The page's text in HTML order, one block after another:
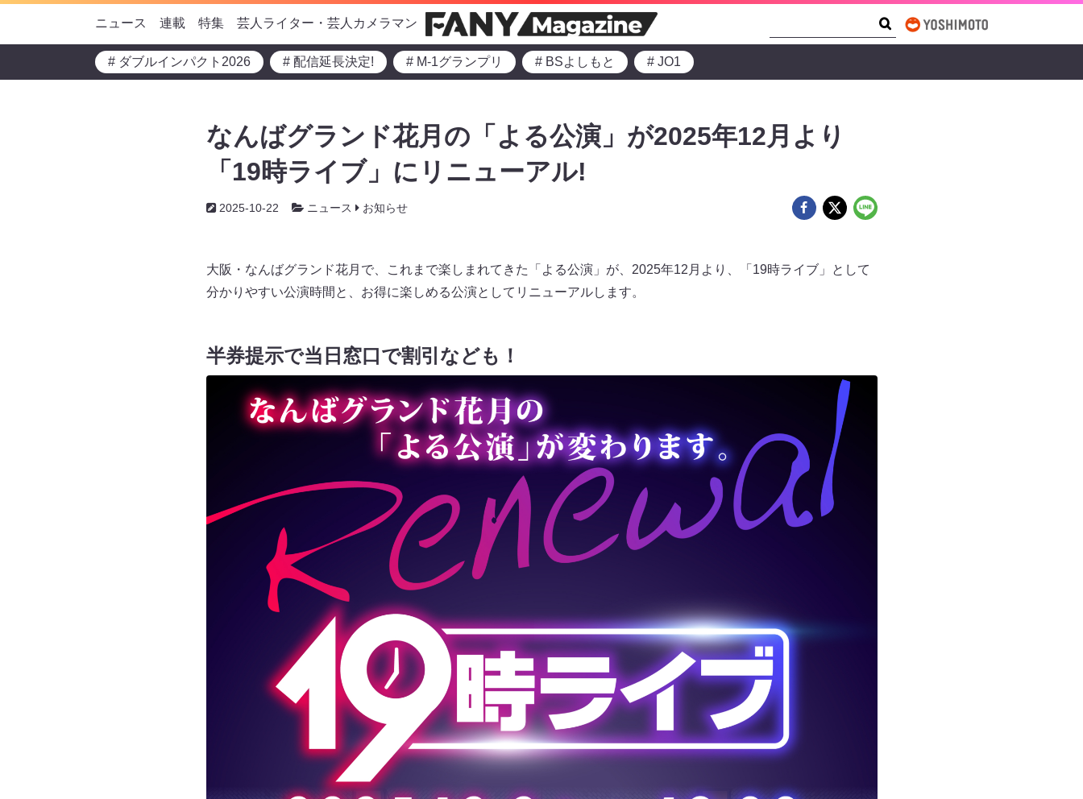
ニュース 連載 特集 芸人ライター・芸人カメラマン
# ダブルインパクト2026 # 配信延長決定! # M-1グランプリ # BSよしもと # JO1
なんばグランド花月の「よる公演」が2025年12月より
「19時ライブ」にリニューアル!
2025-10-22 ニュース お知らせ
大阪・なんばグランド花月で、これまで楽しまれてきた「よる公演」が、2025年12月より、「19時ライブ」として
分かりやすい公演時間と、お得に楽しめる公演としてリニューアルします。
半券提示で当日窓口で割引なども！